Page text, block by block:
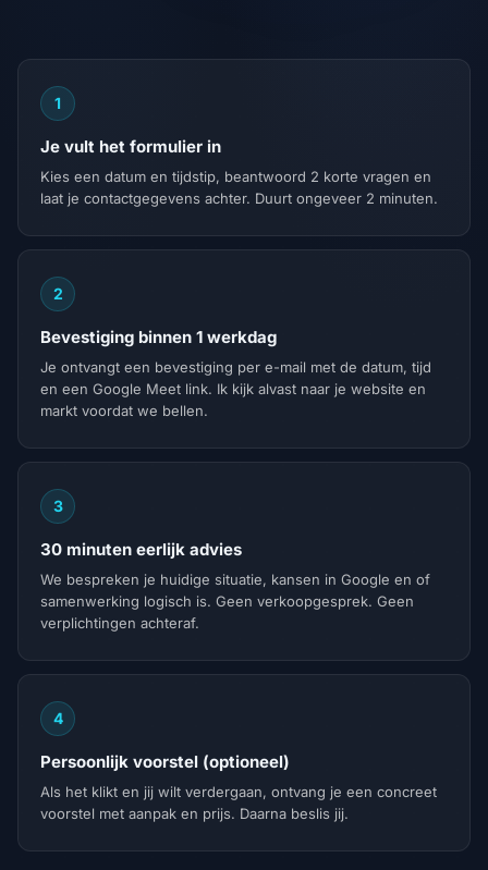
1
Je vult het formulier in
Kies een datum en tijdstip, beantwoord 2 korte vragen en
laat je contactgegevens achter. Duurt ongeveer 2 minuten.
2
Bevestiging binnen 1 werkdag
Je ontvangt een bevestiging per e-mail met de datum, tijd
en een Google Meet link. Ik kijk alvast naar je website en
markt voordat we bellen.
3
30 minuten eerlijk advies
We bespreken je huidige situatie, kansen in Google en of
samenwerking logisch is. Geen verkoopgesprek. Geen
verplichtingen achteraf.
4
Persoonlijk voorstel (optioneel)
Als het klikt en jij wilt verdergaan, ontvang je een concreet
voorstel met aanpak en prijs. Daarna beslis jij.